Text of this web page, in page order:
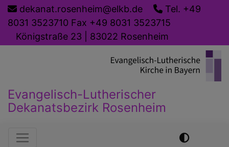
Direkt
zum
Inhalt
dekanat.rosenheim@elkb.de
Tel. +49
8031 3523710 Fax +49 8031 3523715
Königstraße 23 | 83022 Rosenheim
Evangelisch-Lutherischer
Dekanatsbezirk Rosenheim
Hauptnavigation